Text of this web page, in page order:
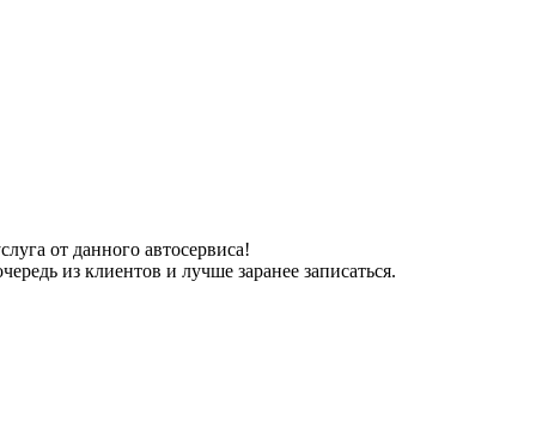
от данного автосервиса!
из клиентов и лучше заранее записаться.